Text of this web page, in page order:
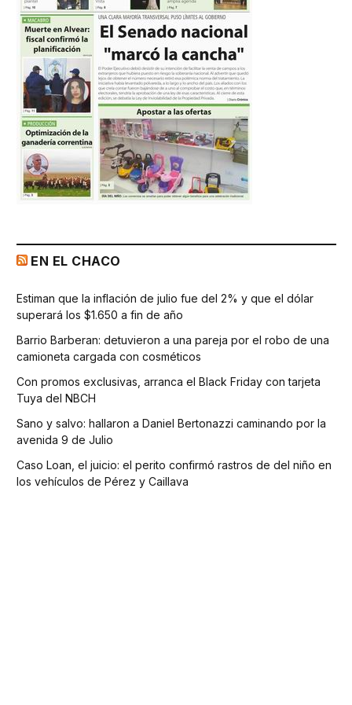
EN EL CHACO
Estiman que la inflación de julio fue del 2% y que el dólar
superará los $1.650 a fin de año
Barrio Barberan: detuvieron a una pareja por el robo de una
camioneta cargada con cosméticos
Con promos exclusivas, arranca el Black Friday con tarjeta
Tuya del NBCH
Sano y salvo: hallaron a Daniel Bertonazzi caminando por la
avenida 9 de Julio
Caso Loan, el juicio: el perito confirmó rastros de del niño en
los vehículos de Pérez y Caillava